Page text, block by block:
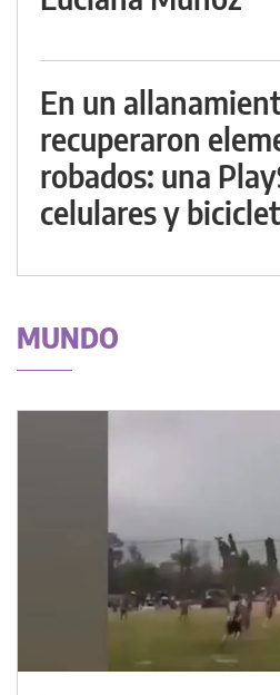
En un
recuperaron
robados: una
celulares y
MUNDO